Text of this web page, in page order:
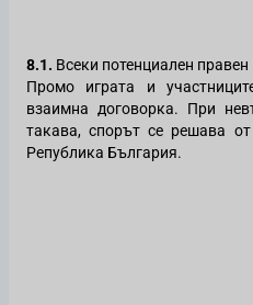
8.1. Всеки потенциален
Промо играта и
взаимна договорка. При
такава, спорът се решава
Република България.